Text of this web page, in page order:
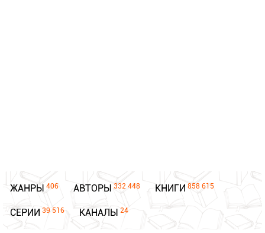
ЖАНРЫ 406 АВТОРЫ 332 448 КНИГИ 858 615
СЕРИИ 39 516 КАНАЛЫ 24